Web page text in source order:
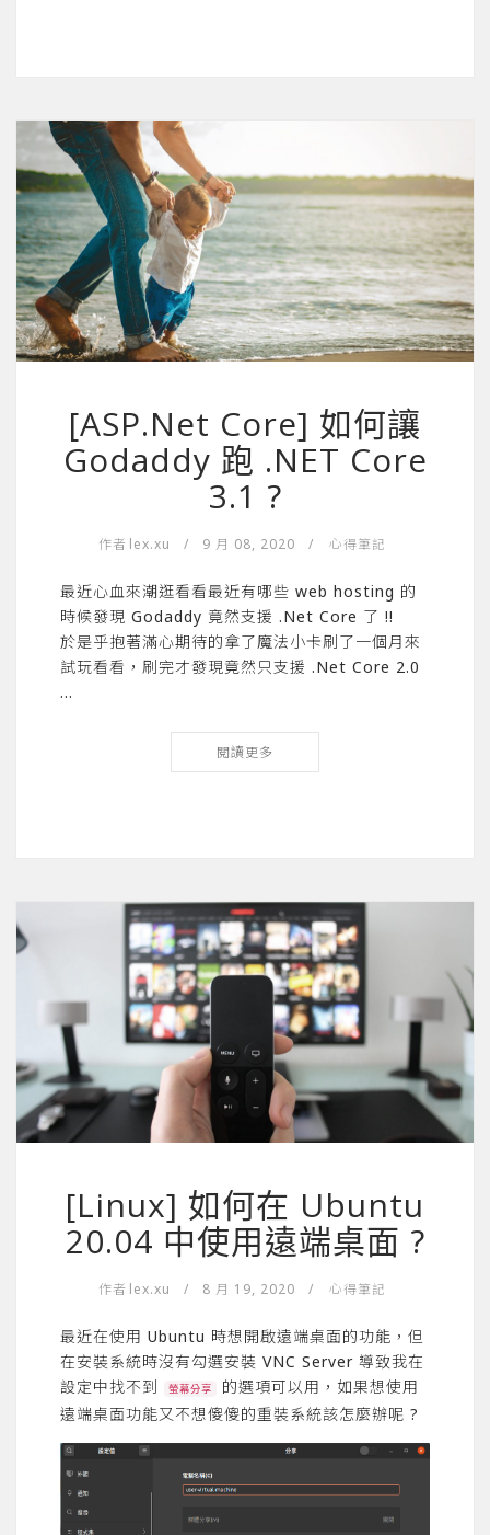
[ASP.Net Core] 如何讓
Godaddy 跑 .NET Core
3.1 ?
作者 lex.xu / 9 月 08, 2020 / 心得筆記
最近心血來潮逛看看最近有哪些 web hosting 的
時候發現 Godaddy 竟然支援 .Net Core 了 !!
於是乎抱著滿心期待的拿了魔法小卡刷了一個月來
試玩看看，刷完才發現竟然只支援 .Net Core 2.0
…
閱讀更多
[Linux] 如何在 Ubuntu
20.04 中使用遠端桌面 ?
作者 lex.xu / 8 月 19, 2020 / 心得筆記
最近在使用 Ubuntu 時想開啟遠端桌面的功能，但
在安裝系統時沒有勾選安裝 VNC Server 導致我在
設定中找不到
螢幕分享
的選項可以用，如果想使用
遠端桌面功能又不想傻傻的重裝系統該怎麼辦呢 ?